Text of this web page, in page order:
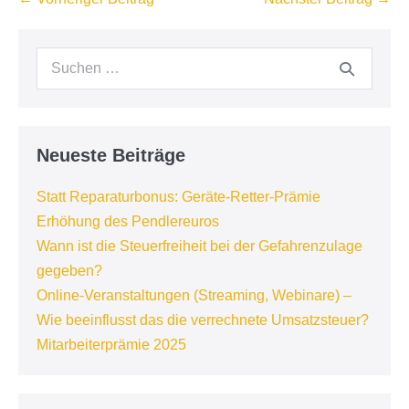
Suchen
Neueste Beiträge
Statt Reparaturbonus: Geräte-Retter-Prämie
Erhöhung des Pendlereuros
Wann ist die Steuerfreiheit bei der Gefahrenzulage
gegeben?
Online-Veranstaltungen (Streaming, Webinare) –
Wie beeinflusst das die verrechnete Umsatzsteuer?
Mitarbeiterprämie 2025